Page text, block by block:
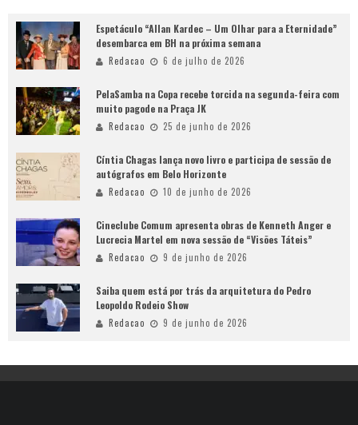
Espetáculo “Allan Kardec – Um Olhar para a Eternidade”
desembarca em BH na próxima semana
Redacao 6 de julho de 2026
PelaSamba na Copa recebe torcida na segunda-feira com
muito pagode na Praça JK
Redacao 25 de junho de 2026
Cíntia Chagas lança novo livro e participa de sessão de
autógrafos em Belo Horizonte
Redacao 10 de junho de 2026
Cineclube Comum apresenta obras de Kenneth Anger e
Lucrecia Martel em nova sessão de “Visões Táteis”
Redacao 9 de junho de 2026
Saiba quem está por trás da arquitetura do Pedro
Leopoldo Rodeio Show
Redacao 9 de junho de 2026